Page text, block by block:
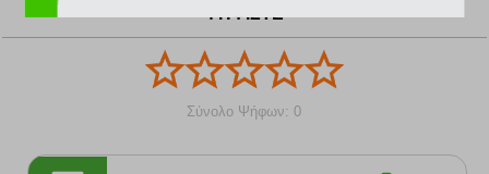
ΨΗΦΙΣΤΕ
Σύνολο Ψήφων: 0